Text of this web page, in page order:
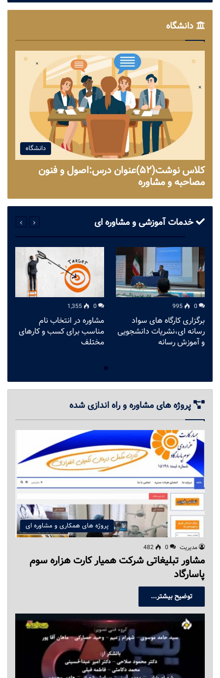
دانشگاه
دانشگاه
کلاس نوشت(۵۲)عنوان درس:اصول و فنون
مصاحبه و مشاوره
خدمات آموزشی و مشاوره ای
0
995
برگزاری کارگاه های سواد
رسانه ای،نشریات دانشجویی
و آموزش رسانه
0
1,355
مشاوره در انتخاب نام
مناسب برای کسب و کارهای
مختلف
پروژه های مشاوره و راه اندازی شده
پروژه های همکاری و مشاوره ای
مدیریت 0
482
مشاور تبلیغاتی شرکت همیار کارت هزاره سوم
پاسارگاد
توضیح بیشتر...